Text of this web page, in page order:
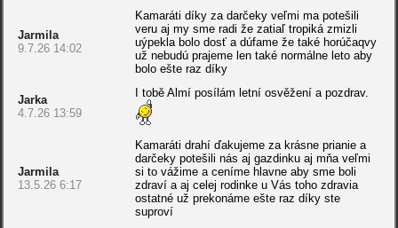
Jarmila
9.7.26 14:02
Kamaráti díky za darčeky veľmi ma potešili
veru aj my sme radi že zatiaľ tropiká zmizli
uýpekla bolo dosť a dúfame že také horúčaqvy
už nebudú prajeme len také normálne leto aby
bolo ešte raz díky
Jarka
4.7.26 13:59
I tobě Almí posílám letní osvěžení a pozdrav.
Jarmila
13.5.26 6:17
Kamaráti drahí ďakujeme za krásne prianie a
darčeky potešili nás aj gazdinku aj mňa veľmi
si to vážime a ceníme hlavne aby sme boli
zdraví a aj celej rodinke u Vás toho zdravia
ostatné už prekonáme ešte raz díky ste
suproví